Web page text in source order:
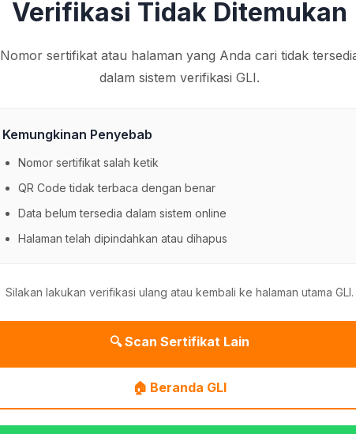
Verifikasi Tidak Ditemukan
Nomor sertifikat atau halaman yang Anda cari tidak
dalam sistem verifikasi GLI.
Kemungkinan Penyebab
Nomor sertifikat salah ketik
QR Code tidak terbaca dengan benar
Data belum tersedia dalam sistem online
Halaman telah dipindahkan atau dihapus
Silakan lakukan verifikasi ulang atau kembali ke halaman utama GLI.
🔍 Scan Sertifikat Lain
🏠 Beranda GLI